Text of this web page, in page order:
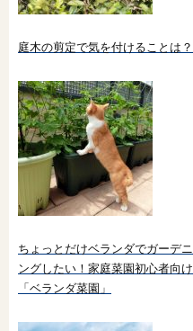
庭木の剪定で気を付けることは？
ちょっとだけベランダでガーデニ
ングしたい！家庭菜園初心者向け
「ベランダ菜園」